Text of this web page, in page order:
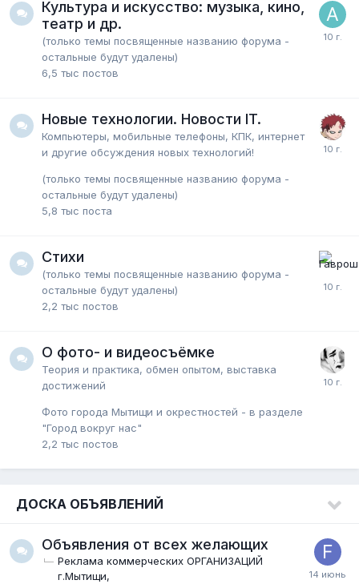
Культура и искусство: музыка, кино,
театр и др.
(только темы посвященные названию форума -
остальные будут удалены)
6,5 тыс постов
Новые технологии. Новости IT.
Компьютеры, мобильные телефоны, КПК, интернет
и другие обсуждения новых технологий!
(только темы посвященные названию форума -
остальные будут удалены)
5,8 тыс поста
Стихи
(только темы посвященные названию форума -
остальные будут удалены)
2,2 тыс постов
О фото- и видеосъёмке
Теория и практика, обмен опытом, выставка
достижений
Фото города Мытищи и окрестностей - в разделе
"Город вокруг нас"
2,2 тыс постов
ДОСКА ОБЪЯВЛЕНИЙ
Объявления от всех желающих
Реклама коммерческих ОРГАНИЗАЦИЙ
г.Мытищи